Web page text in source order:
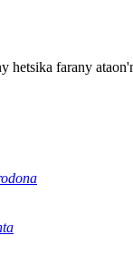
hetsika farany